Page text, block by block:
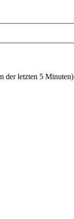
der letzten 5 Minuten)